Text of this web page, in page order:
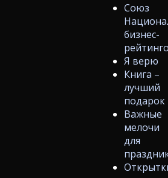
Союз
бизнес-
Я верю
Книга –
лучший
подарок
Важные
мелочи
для